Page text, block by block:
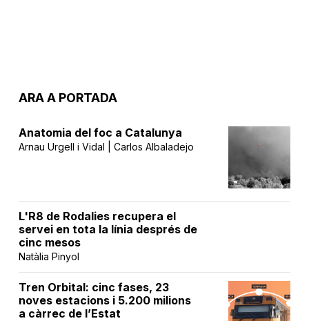
ARA A PORTADA
Anatomia del foc a Catalunya
Arnau Urgell i Vidal | Carlos Albaladejo
L'R8 de Rodalies recupera el
servei en tota la línia després de
cinc mesos
Natàlia Pinyol
Tren Orbital: cinc fases, 23
noves estacions i 5.200 milions
a càrrec de l’Estat